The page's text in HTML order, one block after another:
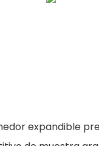
expandible